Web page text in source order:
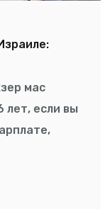
мас
лет, если вы